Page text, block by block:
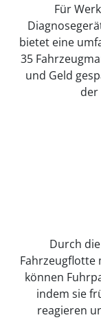
Für
bietet eine
35
und Geld
der
Durch
Fahrzeugflotte
können
indem sie
reagieren